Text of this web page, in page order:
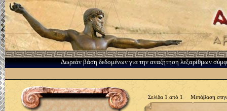
Δωρεάν βάση δεδομένων για την αναζήτηση λεξαρίθμων
Σελίδα 1 από 1 Μετάβαση